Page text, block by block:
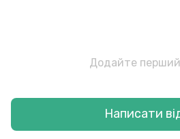
Додайте перший
Написати